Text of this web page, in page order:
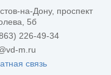
на-Дону, проспект
5б
226-49-34
m.ru
связь